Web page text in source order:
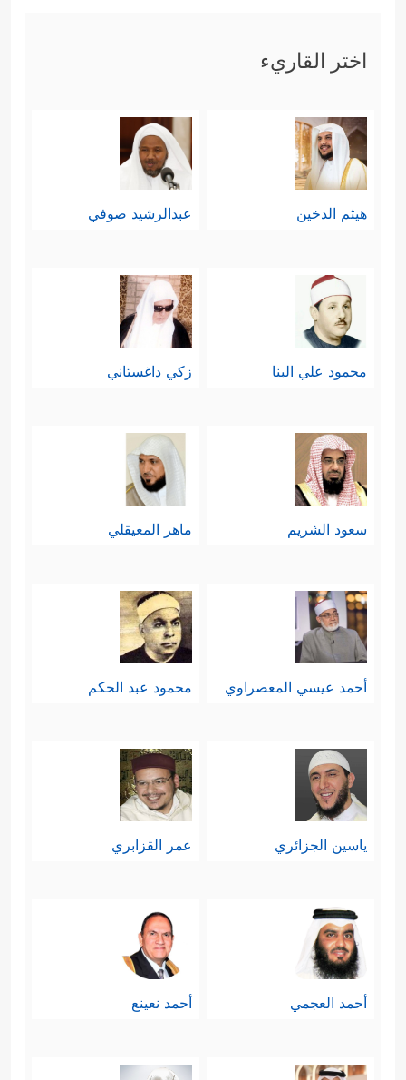
اختر القاريء
هيثم الدخين عبدالرشيد صوفي
محمود علي البنا زكي داغستاني
سعود الشريم ماهر المعيقلي
أحمد عيسي المعصراوي محمود عبد الحكم
ياسين الجزائري عمر القزابري
أحمد العجمي أحمد نعينع